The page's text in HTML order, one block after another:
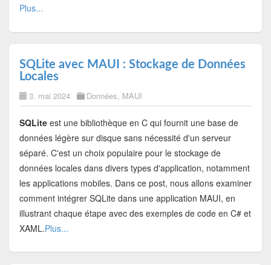
Plus...
SQLite avec MAUI : Stockage de Données
Locales
3. mai 2024 Données, MAUI
SQLite est une bibliothèque en C qui fournit une base de
données légère sur disque sans nécessité d'un serveur
séparé. C'est un choix populaire pour le stockage de
données locales dans divers types d'application, notamment
les applications mobiles. Dans ce post, nous allons examiner
comment intégrer SQLite dans une application MAUI, en
illustrant chaque étape avec des exemples de code en C# et
XAML.Plus...